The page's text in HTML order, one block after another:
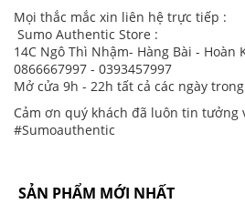
Mọi thắc mắc xin liên hệ trực tiếp :
Sumo Authentic Store :
14C Ngô Thì Nhậm- Hàng Bài - Hoàn
0866667997 - 0393457997
Mở cửa 9h - 22h tất cả các ngày
Cảm ơn quý khách đã luôn tin tưởng
#Sumoauthentic
SẢN PHẨM MỚI NHẤT